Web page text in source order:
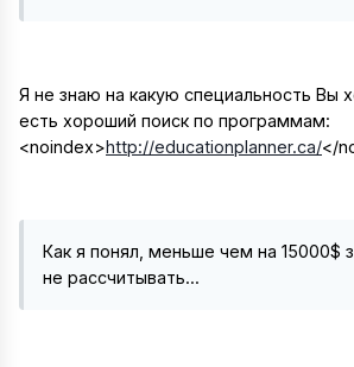
Я не знаю на какую специальность Вы
есть хороший поиск по программам:
<noindex>http://educationplanner.ca/</
Как я понял, меньше чем на 15000$
не рассчитывать...